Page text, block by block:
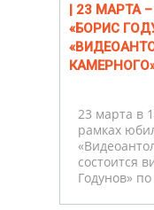
| 23 МАРТА
«БОРИС
23 марта в
рамках
состоится
Годунов»